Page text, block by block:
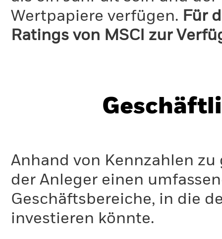
Wertpapiere verfügen. Für
Ratings von MSCI zur
Anhand von Kennzahlen
der Anleger einen
Geschäftsbereiche, in die
investieren könnte.